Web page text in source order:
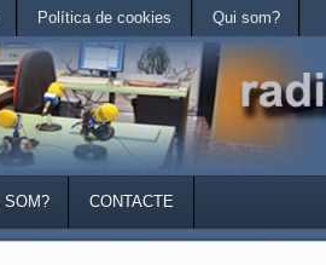
Política de cookies Qui som?
SOM? CONTACTE